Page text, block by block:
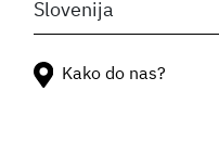
Slovenija
Kako do nas?